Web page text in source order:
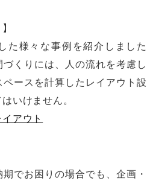
た様々な事例を紹介しました
くりには、人の流れを考慮し
ースを計算したレイアウト設
いけません。
アウト
でお困りの場合でも、企画・